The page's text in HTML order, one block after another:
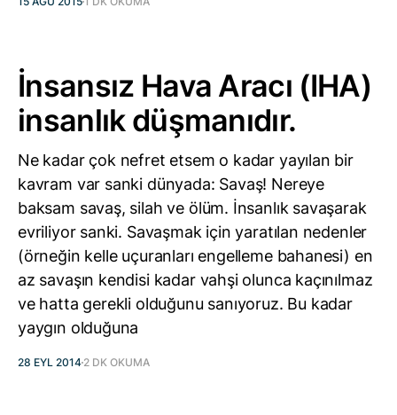
İnsansız Hava Aracı (IHA)
insanlık düşmanıdır.
Ne kadar çok nefret etsem o kadar yayılan bir
kavram var sanki dünyada: Savaş! Nereye
baksam savaş, silah ve ölüm. İnsanlık savaşarak
evriliyor sanki. Savaşmak için yaratılan nedenler
(örneğin kelle uçuranları engelleme bahanesi) en
az savaşın kendisi kadar vahşi olunca kaçınılmaz
ve hatta gerekli olduğunu sanıyoruz. Bu kadar
yaygın olduğuna
28 EYL 2014 2 DK OKUMA